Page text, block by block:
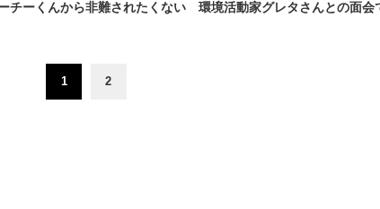
ーくんから非難されたくない 環境活動家グレタさんとの面会
1 2